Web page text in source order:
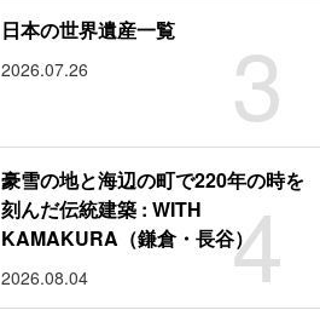
3
日本の世界遺産一覧
2026.07.26
4
豪雪の地と海辺の町で220年の時を
刻んだ伝統建築 : WITH
KAMAKURA（鎌倉・長谷）
2026.08.04